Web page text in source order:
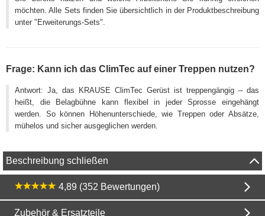
möchten. Alle Sets finden Sie übersichtlich in der Produktbeschreibung
unter "Erweiterungs-Sets".
Frage: Kann ich das ClimTec auf einer Treppen nutzen?
Antwort: Ja, das KRAUSE ClimTec Gerüst ist treppengängig – das
heißt, die Belagbühne kann flexibel in jeder Sprosse eingehängt
werden. So können Höhenunterschiede, wie Treppen oder Absätze,
mühelos und sicher ausgeglichen werden.
Beschreibung schließen
4,89 (352 Bewertungen)
Zubehör & Ersatzteile